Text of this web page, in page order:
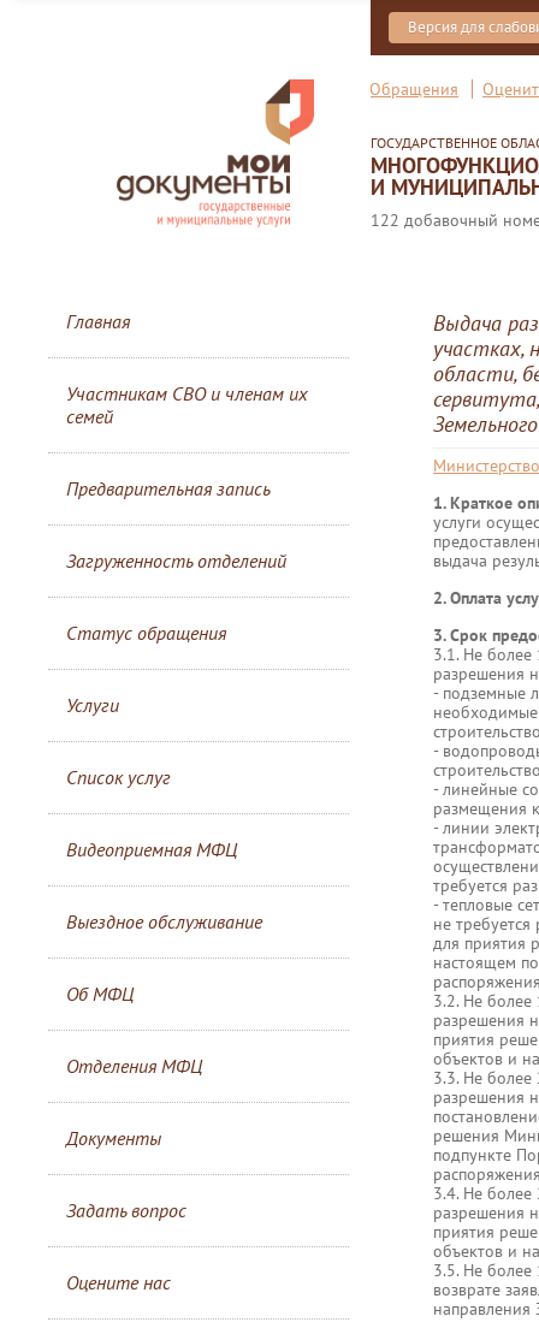
Версия для
Обращения
ГОСУДАРСТВЕННОЕ
И
122 добавочный
Главная
Участникам СВО и членам их
семей
Предварительная запись
Загруженность отделений
Статус обращения
Услуги
Список услуг
Видеоприемная МФЦ
Выездное обслуживание
Об МФЦ
Отделения МФЦ
Документы
Задать вопрос
Оцените нас
Выдача
участках,
области,
1. Краткое
услуги
выдача
2. Оплата
3. Срок
3.1. Не более
разрешения
- подземные
необходимые
-
- линейные
размещения
- линии
требуется
- тепловые
не
для приятия
настоящем
3.2. Не более
разрешения
приятия
объектов и
3.3. Не более
разрешения
решения
подпункте
3.4. Не более
разрешения
приятия
объектов и
3.5. Не более
возврате
направления